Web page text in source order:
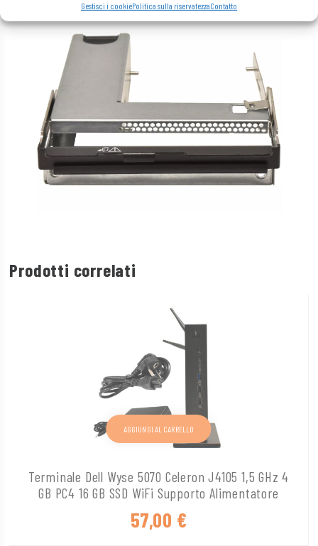
Gestisci i cookiePolitica sulla riservatezzaContatto
Prodotti correlati
Terminale Dell Wyse 5070 Celeron J4105 1,5 GHz 4
GB PC4 16 GB SSD WiFi Supporto Alimentatore
57,00 €
AGGIUNGI AL CARRELLO